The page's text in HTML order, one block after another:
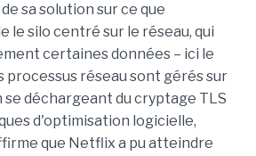
sa solution sur ce que
le silo centré sur le réseau, qui
certaines données – ici le
réseau sont gérés sur
se déchargeant du cryptage TLS
d'optimisation logicielle,
que Netflix a pu atteindre